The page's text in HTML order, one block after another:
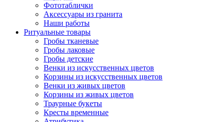
Фототаблички
Аксессуары из гранита
Наши работы
Ритуальные товары
Гробы тканевые
Гробы лаковые
Гробы детские
Венки из искусственных цветов
Корзины из искусственных цветов
Венки из живых цветов
Корзины из живых цветов
Траурные букеты
Кресты временные